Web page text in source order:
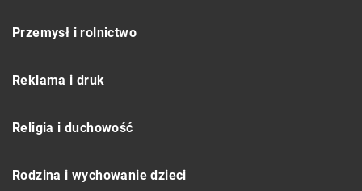
Przemysł i rolnictwo
Reklama i druk
Religia i duchowość
Rodzina i wychowanie dzieci